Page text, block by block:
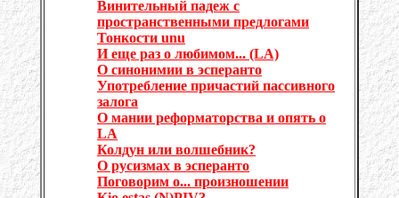
Винительный падеж с
пространственными предлогами
Тонкости unu
И еще раз о любимом... (LA)
О синонимии в эсперанто
Употребление причастий пассивного
залога
О мании реформаторства и опять о
LA
Колдун или волшебник?
О русизмах в эсперанто
Поговорим о... произношении